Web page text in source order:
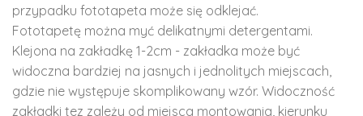
przypadku fototapeta może się odklejać.
Fototapetę można myć delikatnymi detergentami.
Klejona na zakładkę 1-2cm - zakładka może być
widoczna bardziej na jasnych i jednolitych miejscach,
gdzie nie występuje skomplikowany wzór. Widoczność
zakładki tez zależy od miejsca montowania, kierunku